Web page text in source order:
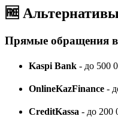
🆓
Прямые обращения
Kaspi Bank - до 500
OnlineKazFinance -
CreditKassa - до 200